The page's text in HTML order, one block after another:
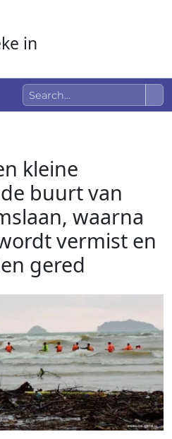
in
kleine
buurt van
waarna
vermist en
gered